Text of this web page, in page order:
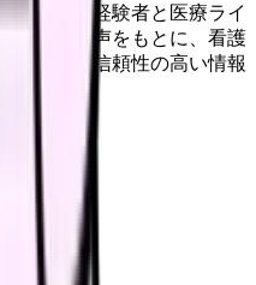
、看護師経験者と医療ライ
リアルな声をもとに、看護
に関する信頼性の高い情報
見る